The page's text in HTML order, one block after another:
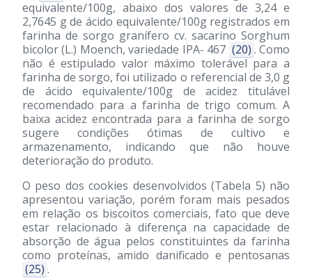
equivalente/100g, abaixo dos valores de 3,24 e
2,7645 g de ácido equivalente/100g registrados em
farinha de sorgo granífero cv. sacarino Sorghum
bicolor (L.) Moench, variedade IPA- 467 (20) . Como
não é estipulado valor máximo tolerável para a
farinha de sorgo, foi utilizado o referencial de 3,0 g
de ácido equivalente/100g de acidez titulável
recomendado para a farinha de trigo comum. A
baixa acidez encontrada para a farinha de sorgo
sugere condições ótimas de cultivo e
armazenamento, indicando que não houve
deterioração do produto.
O peso dos cookies desenvolvidos (Tabela 5) não
apresentou variação, porém foram mais pesados
em relação os biscoitos comerciais, fato que deve
estar relacionado à diferença na capacidade de
absorção de água pelos constituintes da farinha
como proteínas, amido danificado e pentosanas
(25) .